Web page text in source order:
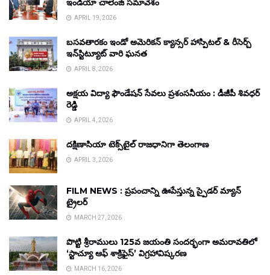
ఇండియా చాలెంజ్ సమావేశం
APRIL 19, 2026
బసవతారకం ఇండో అమెరికన్ క్యాన్సర్ హాస్పిటల్ & రీసెర్చ్
ఇన్‌స్టిట్యూట్ వారి ఘనత
APRIL 8, 2026
అక్షయ విద్యా ఫౌండేషన్ సేవలు ప్రశంసనీయం : డీజీపీ శివధర్
రెడ్డి
APRIL 4, 2026
దక్షిణాసియా టెక్స్‌టైల్ రాజధానిగా తెలంగాణ
APRIL 3, 2026
FILM NEWS : ప్రపంచాన్ని ఊపేస్తున్న స్పైడర్ మ్యాన్
ట్రైలర్
MARCH 27, 2026
పొట్టి శ్రీరాములు 125వ జయంతి సందర్భంగా అమరావతిలో
‘స్టాచ్యూ ఆఫ్ శాక్రిఫైస్’ విగ్రహావిష్కరణ
MARCH 16, 2026